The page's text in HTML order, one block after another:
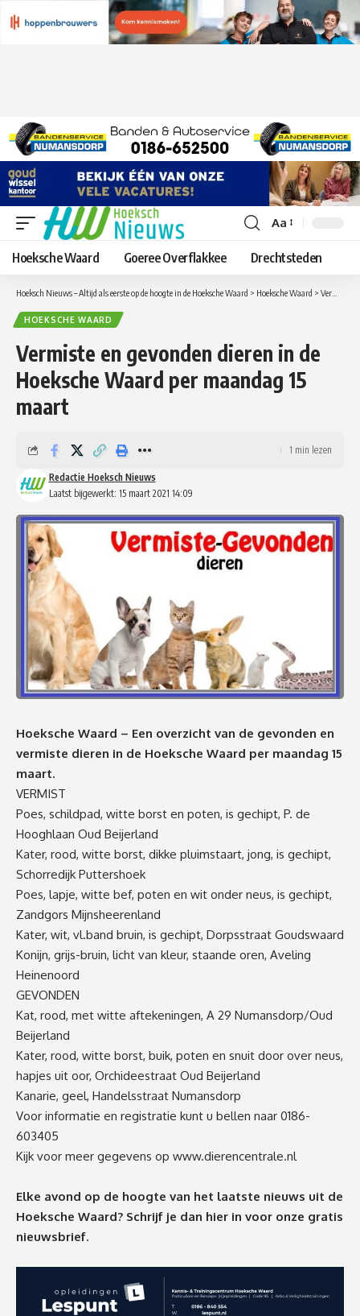
Lettergrootte
aanpassen
Aa
Hoeksche Waard Goeree Overflakkee Drechtsteden
Hoeksch Nieuws – Altijd als eerste op de hoogte in de Hoeksche Waard > Hoeksche Waard > Vermiste en gevonden dieren in de Hoeksche Waard per maandag 15 maart
HOEKSCHE WAARD
Vermiste en gevonden dieren in de
Hoeksche Waard per maandag 15
maart
Laatst bijgewerkt: 15 maart 2021 14:09
Redactie Hoeksch Nieuws
1 min lezen
Hoeksche Waard – Een overzicht van de gevonden en
vermiste dieren in de Hoeksche Waard per maandag 15
maart.
VERMIST
Poes, schildpad, witte borst en poten, is gechipt, P. de
Hooghlaan Oud Beijerland
Kater, rood, witte borst, dikke pluimstaart, jong, is gechipt,
Schorredijk Puttershoek
Poes, lapje, witte bef, poten en wit onder neus, is gechipt,
Zandgors Mijnsheerenland
Kater, wit, vl.band bruin, is gechipt, Dorpsstraat Goudswaard
Konijn, grijs-bruin, licht van kleur, staande oren, Aveling
Heinenoord
GEVONDEN
Kat, rood, met witte aftekeningen, A 29 Numansdorp/Oud
Beijerland
Kater, rood, witte borst, buik, poten en snuit door over neus,
hapjes uit oor, Orchideestraat Oud Beijerland
Kanarie, geel, Handelsstraat Numansdorp
Voor informatie en registratie kunt u bellen naar 0186-
603405
Kijk voor meer gegevens op www.dierencentrale.nl
Elke avond op de hoogte van het laatste nieuws uit de
Hoeksche Waard? Schrijf je dan hier in voor onze gratis
nieuwsbrief.